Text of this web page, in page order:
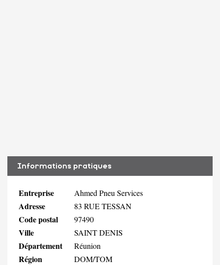
Informations pratiques
Entreprise Ahmed Pneu Services
Adresse 83 RUE TESSAN
Code postal 97490
Ville SAINT DENIS
Département Réunion
Région DOM/TOM